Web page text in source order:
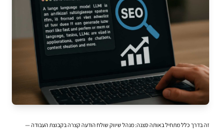
זה בדרך כלל מתחיל באותה סצנה: מנהל שיווק שולח הודעה קצרה בקבוצת העבודה —